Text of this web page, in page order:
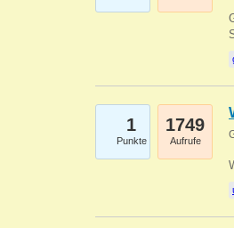
1
Punkte
1749
Aufrufe